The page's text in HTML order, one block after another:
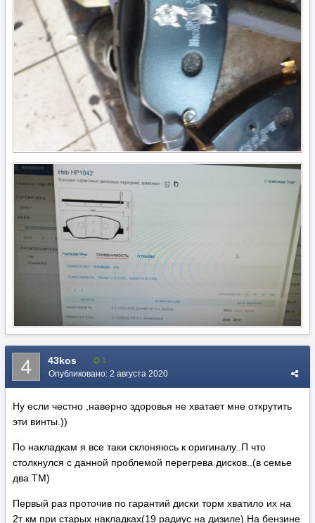
43kos 1
Опубликовано: 2 августа 2020
Ну если честно ,наверно здоровья не хватает мне открутить
эти винты.))
По накладкам я все таки склоняюсь к оригиналу..П что
столкнулся с данной проблемой перегрева дисков..(в семье
два ТМ)
Первый раз проточив по гарантий диски торм хватило их на
2т км при старых накладках(19 радиус на дизиле).На бензине